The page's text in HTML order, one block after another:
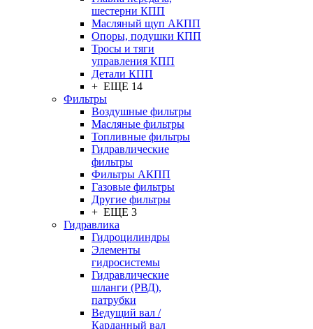
шестерни КПП
Масляный щуп АКПП
Опоры, подушки КПП
Тросы и тяги
управления КПП
Детали КПП
+ ЕЩЕ 14
Фильтры
Воздушные фильтры
Масляные фильтры
Топливные фильтры
Гидравлические
фильтры
Фильтры АКПП
Газовые фильтры
Другие фильтры
+ ЕЩЕ 3
Гидравлика
Гидроцилиндры
Элементы
гидросистемы
Гидравлические
шланги (РВД),
патрубки
Ведущий вал /
Карданный вал